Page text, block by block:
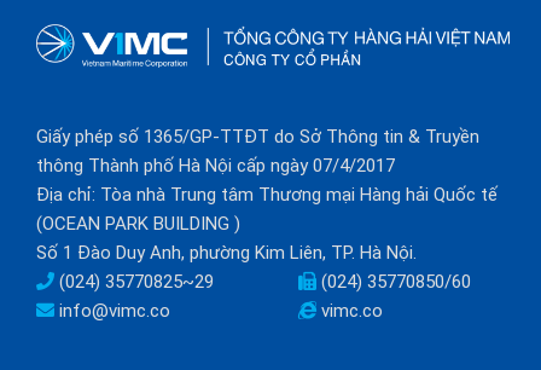
Giấy phép số 1365/GP-TTĐT do Sở Thông tin & Truyền
thông Thành phố Hà Nội cấp ngày 07/4/2017
Địa chỉ: Tòa nhà Trung tâm Thương mại Hàng hải Quốc tế
(OCEAN PARK BUILDING )
Số 1 Đào Duy Anh, phường Kim Liên, TP. Hà Nội.
(024) 35770825~29
(024) 35770850/60
info@vimc.co
vimc.co